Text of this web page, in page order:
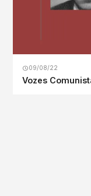
09/08/22
Vozes